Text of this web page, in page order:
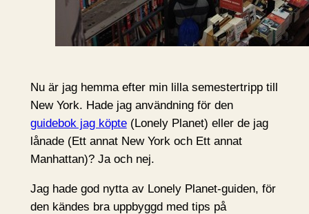
Nu är jag hemma efter min lilla semestertripp till
New York. Hade jag användning för den
guidebok jag köpte(Lonely Planet) eller de jag
lånade (Ett annat New York och Ett annat
Manhattan)? Ja och nej.
Jag hade god nytta av Lonely Planet-guiden, för
den kändes bra uppbyggd med tips på